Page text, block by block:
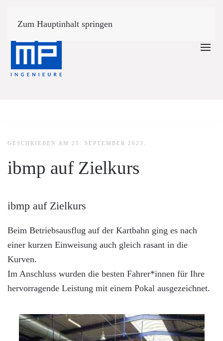
Zum Hauptinhalt springen
GESCHRIEBEN AM 25. SEPTEMBER 2023
ibmp auf Zielkurs
ibmp auf Zielkurs
Beim Betriebsausflug auf der Kartbahn ging es nach
einer kurzen Einweisung auch gleich rasant in die
Kurven.
Im Anschluss wurden die besten Fahrer*innen für Ihre
hervorragende Leistung mit einem Pokal ausgezeichnet.